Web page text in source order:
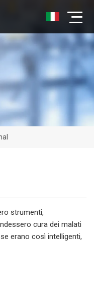
strumenti,
cura dei malati
erano così intelligenti,